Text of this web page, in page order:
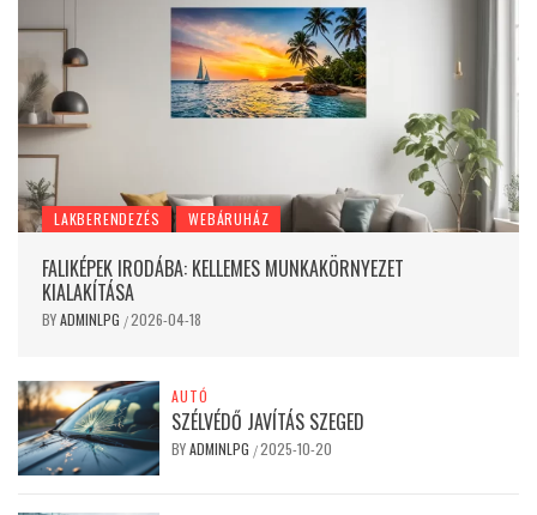
LAKBERENDEZÉS WEBÁRUHÁZ
FALIKÉPEK IRODÁBA: KELLEMES MUNKAKÖRNYEZET
KIALAKÍTÁSA
BYADMINLPG /2026-04-18
AUTÓ
SZÉLVÉDŐ JAVÍTÁS SZEGED
BYADMINLPG /2025-10-20